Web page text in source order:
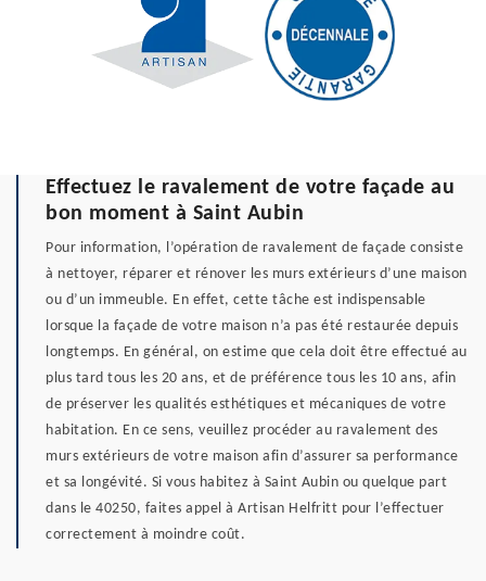
Effectuez le ravalement de votre façade au
bon moment à Saint Aubin
Pour information, l’opération de ravalement de façade consiste
à nettoyer, réparer et rénover les murs extérieurs d’une maison
ou d’un immeuble. En effet, cette tâche est indispensable
lorsque la façade de votre maison n’a pas été restaurée depuis
longtemps. En général, on estime que cela doit être effectué au
plus tard tous les 20 ans, et de préférence tous les 10 ans, afin
de préserver les qualités esthétiques et mécaniques de votre
habitation. En ce sens, veuillez procéder au ravalement des
murs extérieurs de votre maison afin d’assurer sa performance
et sa longévité. Si vous habitez à Saint Aubin ou quelque part
dans le 40250, faites appel à Artisan Helfritt pour l’effectuer
correctement à moindre coût.